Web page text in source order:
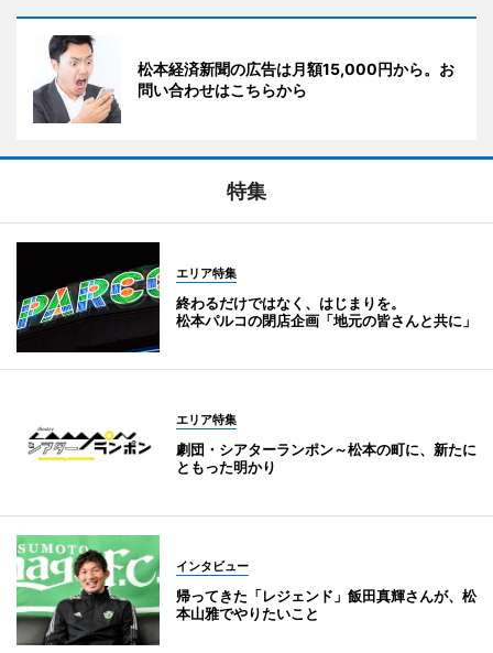
松本経済新聞の広告は月額15,000円から。お
問い合わせはこちらから
特集
エリア特集
終わるだけではなく、はじまりを。
松本パルコの閉店企画「地元の皆さんと共に」
エリア特集
劇団・シアターランポン～松本の町に、新たに
ともった明かり
インタビュー
帰ってきた「レジェンド」飯田真輝さんが、松
本山雅でやりたいこと